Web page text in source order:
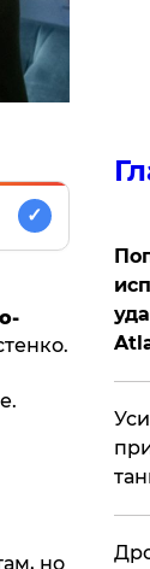
✓
но